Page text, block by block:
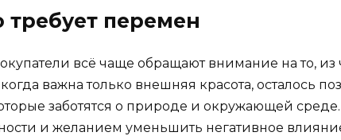
перемен
всё чаще обращают внимание на то, из
важна только внешняя красота, осталось
заботятся о природе и окружающей среде.
и желанием уменьшить негативное